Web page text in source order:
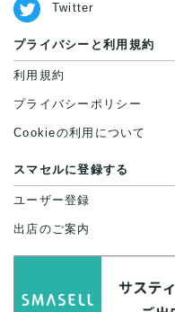
Twitter
プライバシーと利用規約
利用規約
プライバシーポリシー
Cookieの利用について
スマセルに登録する
ユーザー登録
出店のご案内